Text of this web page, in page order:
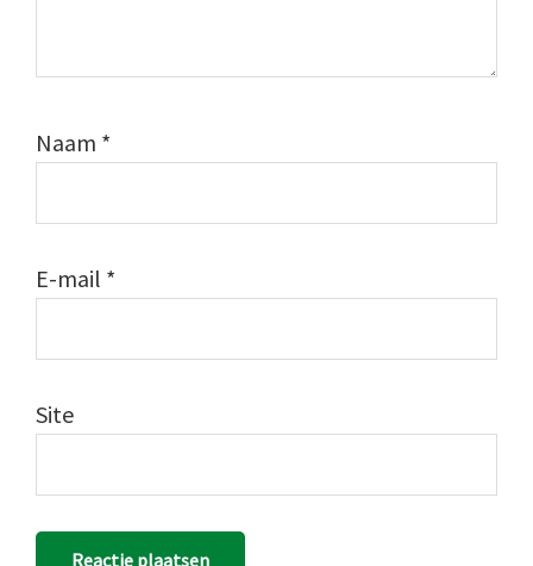
Naam *
E-mail *
Site